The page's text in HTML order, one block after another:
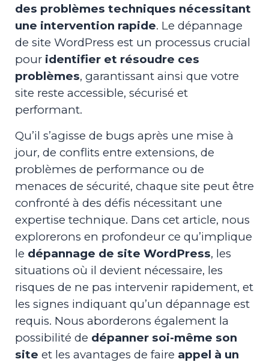
des problèmes techniques nécessitant
une intervention rapide. Le dépannage
de site WordPress est un processus crucial
pour identifier et résoudre ces
problèmes, garantissant ainsi que votre
site reste accessible, sécurisé et
performant.
Qu’il s’agisse de bugs après une mise à
jour, de conflits entre extensions, de
problèmes de performance ou de
menaces de sécurité, chaque site peut être
confronté à des défis nécessitant une
expertise technique. Dans cet article, nous
explorerons en profondeur ce qu’implique
le dépannage de site WordPress, les
situations où il devient nécessaire, les
risques de ne pas intervenir rapidement, et
les signes indiquant qu’un dépannage est
requis. Nous aborderons également la
possibilité de dépanner soi-même son
site et les avantages de faire appel à un